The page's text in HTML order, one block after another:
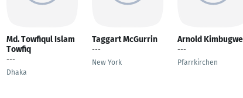
Md. Towfiqul Islam
Towfiq
---
Dhaka
Taggart McGurrin
---
New York
Arnold Kimbugwe
---
Pfarrkirchen